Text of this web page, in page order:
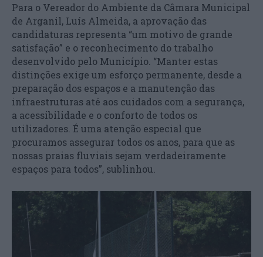
Para o Vereador do Ambiente da Câmara Municipal
de Arganil, Luís Almeida, a aprovação das
candidaturas representa “um motivo de grande
satisfação” e o reconhecimento do trabalho
desenvolvido pelo Município. “Manter estas
distinções exige um esforço permanente, desde a
preparação dos espaços e a manutenção das
infraestruturas até aos cuidados com a segurança,
a acessibilidade e o conforto de todos os
utilizadores. É uma atenção especial que
procuramos assegurar todos os anos, para que as
nossas praias fluviais sejam verdadeiramente
espaços para todos”, sublinhou.